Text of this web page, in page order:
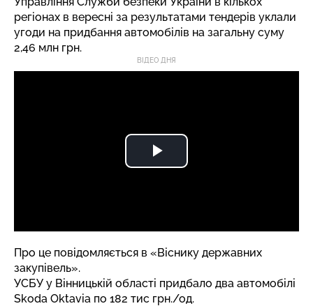
регіонах в вересні за результатами тендерів уклали
угоди на придбання автомобілів на загальну суму
2,46 млн грн.
ВІДЕО ДНЯ
Про це повідомляється в «Віснику державних
закупівель».
УСБУ у Вінницькій області придбало два автомобілі
Skoda Oktavia по 182 тис грн./од.